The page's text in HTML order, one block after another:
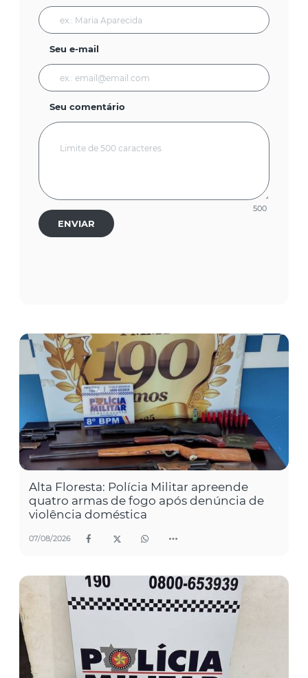
Seu e-mail
Seu comentário
500
ENVIAR
Alta Floresta: Polícia Militar apreende
quatro armas de fogo após denúncia de
violência doméstica
07/08/2026